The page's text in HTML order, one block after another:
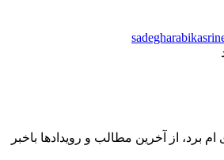
برد، از آخرین مطالب و رویدادها باخبر